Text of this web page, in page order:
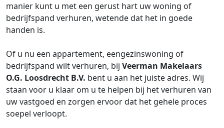
manier kunt u met een gerust hart uw woning of
bedrijfspand verhuren, wetende dat het in goede
handen is.
Of u nu een appartement, eengezinswoning of
bedrijfspand wilt verhuren, bij Veerman Makelaars
O.G. Loosdrecht B.V. bent u aan het juiste adres. Wij
staan voor u klaar om u te helpen bij het verhuren van
uw vastgoed en zorgen ervoor dat het gehele proces
soepel verloopt.